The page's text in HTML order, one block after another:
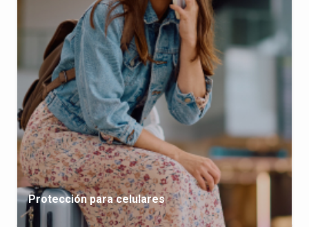
Protección para celulares